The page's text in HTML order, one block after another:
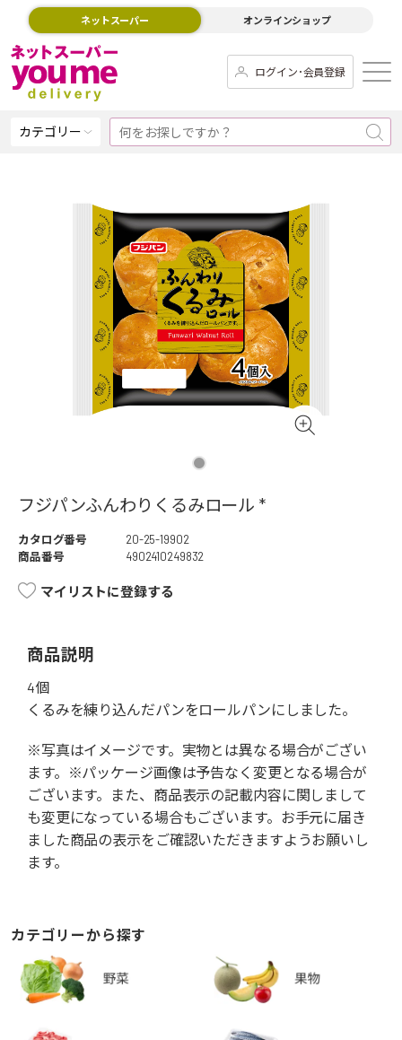
ネットスーパー オンラインショップ
ログイン･会員登録
カテゴリー
フジパンふんわりくるみロール *
カタログ番号
20-25-19902
商品番号
4902410249832
マイリストに登録する
商品説明
4個
くるみを練り込んだパンをロールパンにしました。
※写真はイメージです。実物とは異なる場合がござい
ます。※パッケージ画像は予告なく変更となる場合が
ございます。また、商品表示の記載内容に関しまして
も変更になっている場合もございます。お手元に届き
ました商品の表示をご確認いただきますようお願いし
ます。
カテゴリーから探す